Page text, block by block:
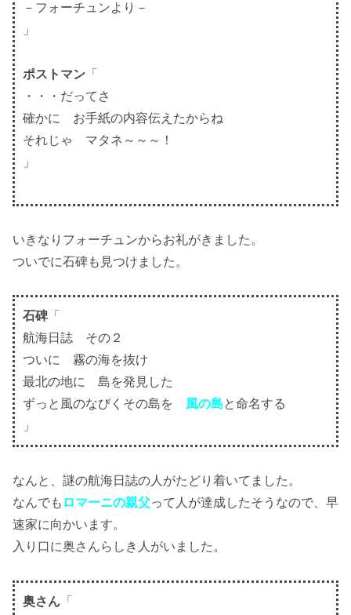
－フォーチュンより－
」
ポストマン 「
・・・だってさ
確かに お手紙の内容伝えたからね
それじゃ マタネ～～～！
」
いきなりフォーチュンからお礼がきました。
ついでに石碑も見つけました。
石碑「
航海日誌 その２
ついに 霧の海を抜け
最北の地に 島を発見した
ずっと風のなびくその島を 風の島と命名する
」
なんと、謎の航海日誌の人がたどり着いてました。
なんでも ロマーニの親父って人が達成したそうなので、早
速家に向かいます。
入り口に奥さんらしき人がいました。
奥さん 「